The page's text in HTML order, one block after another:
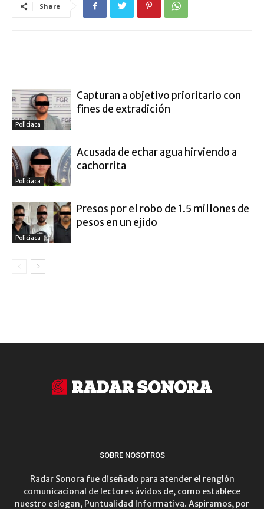
Share
Policiaca
Capturan a objetivo prioritario con
fines de extradición
Policiaca
Acusada de echar agua hirviendo a
cachorrita
Policiaca
Presos por el robo de 1.5 millones de
pesos en un ejido
SOBRE NOSOTROS
Radar Sonora fue diseñado para atender el renglón
comunicacional de lectores ávidos de, como establece
nuestro eslogan, Puntualidad Informativa. Aspiramos, por